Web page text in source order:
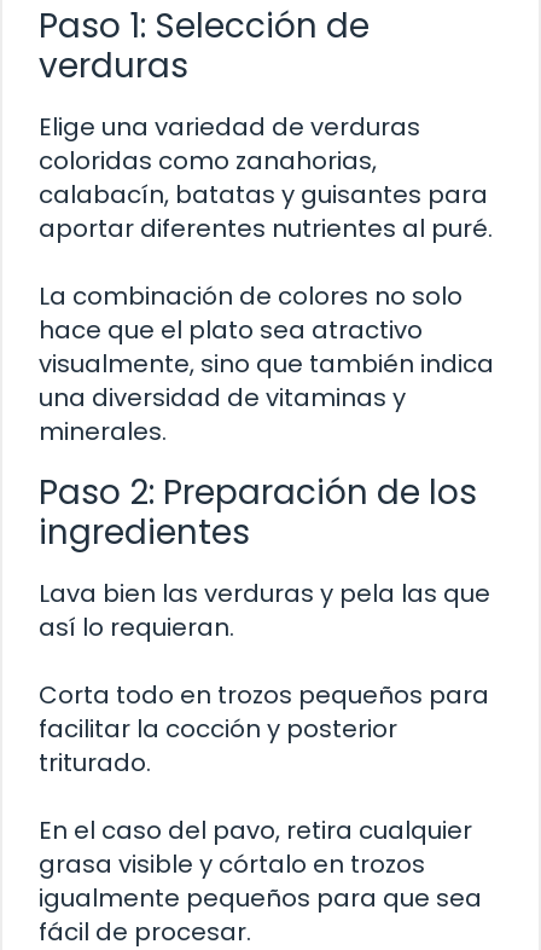
Paso 1: Selección de
verduras
Elige una variedad de verduras
coloridas como zanahorias,
calabacín, batatas y guisantes para
aportar diferentes nutrientes al puré.
La combinación de colores no solo
hace que el plato sea atractivo
visualmente, sino que también indica
una diversidad de vitaminas y
minerales.
Paso 2: Preparación de los
ingredientes
Lava bien las verduras y pela las que
así lo requieran.
Corta todo en trozos pequeños para
facilitar la cocción y posterior
triturado.
En el caso del pavo, retira cualquier
grasa visible y córtalo en trozos
igualmente pequeños para que sea
fácil de procesar.